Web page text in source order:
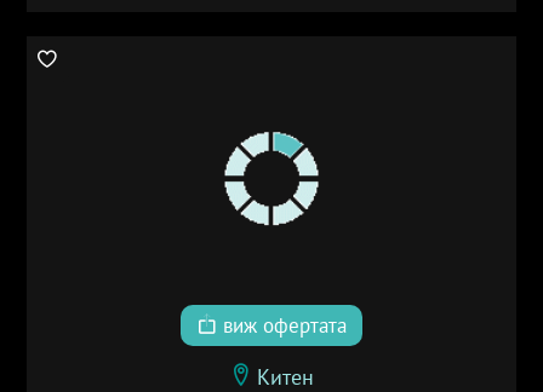
виж офертата
Китен